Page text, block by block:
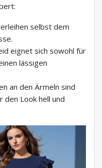
selbst dem
eignet sich sowohl für
lässigen
an den Ärmeln sind
den Look hell und